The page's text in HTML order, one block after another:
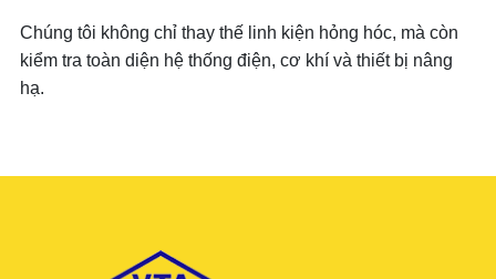
Chúng tôi không chỉ thay thế linh kiện hỏng hóc, mà còn
kiểm tra toàn diện hệ thống điện, cơ khí và thiết bị nâng
hạ.